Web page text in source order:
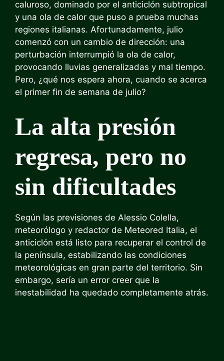
caluroso, dominado por el anticiclón subtropical
y una ola de calor que puso a prueba muchas
regiones italianas. Afortunadamente, julio
comenzó con un cambio de dirección: una
perturbación interrumpió la ola de calor,
provocando lluvias generalizadas y mal tiempo.
Pero, ¿qué nos espera ahora, cuando se acerca
el primer fin de semana de julio?
La alta presión
regresa, pero no
sin dificultades
Según las previsiones de Alessio Colella,
meteorólogo y redactor de Meteored Italia, el
anticiclón está listo para recuperar el control de
la península, estabilizando las condiciones
meteorológicas en gran parte del territorio. Sin
embargo, sería un error creer que la
inestabilidad ha quedado completamente atrás.